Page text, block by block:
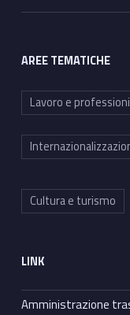
AREE TEMATICHE
Lavoro e professioni
Cultura e turismo
LINK
Amministrazione